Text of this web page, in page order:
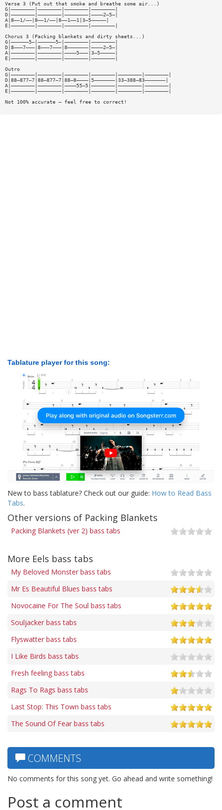
Verse 3 (Put out that smoke and breathe some air...)
G|————————|————————|————————|————————|
D|————————|————————|————————|————2—5—|
A|8——1/——|8——1/——|8——1——1|3—5—————|
E|————————|————————|————————|————————|
Chorus 3 (Packing blankets and dirty sheets...)
G|——————5—|——————5—|————————|————————|
D|8———7———|8———7———|8———————|————2—5—|
A|————————|————————|————5———|3—5—————|
E|————————|————————|————————|————————|
Outro
G|————————|————————|————————|————————|————————|————————|
D|88—877—7|88—877—7|88—8————|5———————|33—388—83———————|
A|————————|————————|————55—5|————————|————————|————————|
E|————————|————————|————————|————————|————————|————————|
Not 100% accurate — feel free to correct!
Tablature player for this song:
New to bass tablature? Check out our guide: How to Read Bass
Tabs.
Other versions of Packing Blankets
Packing Blankets (ver 2) bass tabs
More Eels bass tabs
My Beloved Monster bass tabs
Mr Es Beautiful Blues bass tabs
Novocaine For The Soul bass tabs
Souljacker bass tabs
Flyswatter bass tabs
I Like Birds bass tabs
Fresh feeling bass tabs
Rags To Rags bass tabs
Last Stop: This Town bass tabs
The Sound Of Fear bass tabs
COMMENTS
No comments for this song yet. Go ahead and write something!
Post a comment